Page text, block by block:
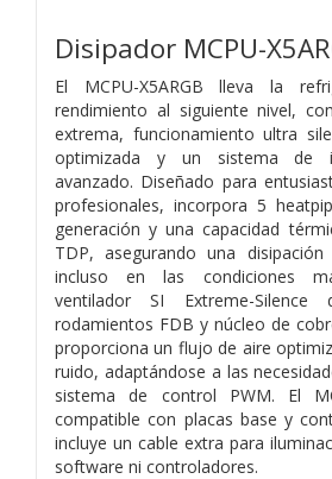
Disipador MCPU-
El MCPU-X5ARGB lleva la
rendimiento al siguiente nivel,
extrema, funcionamiento ultra
optimizada y un sistema de
avanzado. Diseñado para
profesionales, incorpora 5
generación y una capacidad
TDP, asegurando una
incluso en las condiciones
ventilador SI Extreme-
rodamientos FDB y núcleo de
proporciona un flujo de aire
ruido, adaptándose a las
sistema de control PWM. El
compatible con placas base y
incluye un cable extra para
software ni controladores.